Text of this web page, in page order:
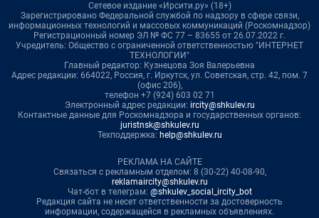
Сетевое издание «Ирсити.ру» (18+)
Зарегистрировано Федеральной службой по надзору в сфере связи,
информационных технологий и массовых коммуникаций (Роскомнадзор)
Регистрационный номер ЭЛ № ФС 77 – 83655 от 26.07.2022 г.
Учредитель: Общество с ограниченной ответственностью "ИНТЕРНЕТ
ТЕХНОЛОГИИ"
Главный редактор: Кузнецова Зоя Валерьевна
Адрес редакции: 664022, Россия, г. Иркутск, ул. Советская, стр. 42, пом. 7
(офис 206),
телефон +7 (924) 603 02 71
Электронный адрес редакции: ircity@shkulev.ru
Контактные данные для Роскомнадзора и государственных органов:
juristnsk@shkulev.ru
Техподдержка: help@shkulev.ru
РЕКЛАМА НА САЙТЕ
Связаться с рекламным отделом: 8 (30-22) 40-08-90,
reklamaircity@shkulev.ru
Чат-бот в телеграм: @shkulev_social_ircity_bot
Редакция сайта не несет ответственности за достоверность
информации, содержащейся в рекламных объявлениях.